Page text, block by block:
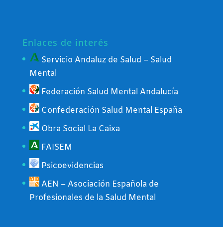
Enlaces de interés
Servicio Andaluz de Salud – Salud
Mental
Federación Salud Mental Andalucía
Confederación Salud Mental España
Obra Social La Caixa
FAISEM
Psicoevidencias
AEN – Asociación Española de
Profesionales de la Salud Mental